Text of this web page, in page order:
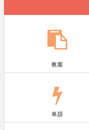
教案
単語